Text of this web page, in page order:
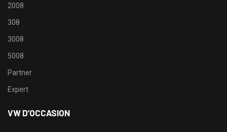
2008
308
3008
5008
Partner
Expert
VW D’OCCASION